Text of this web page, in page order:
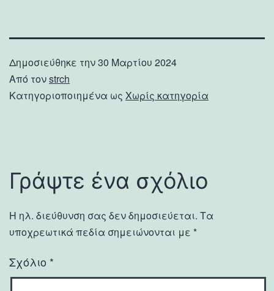
Δημοσιεύθηκε την30 Μαρτίου 2024
Από τονstrch
Κατηγοριοποιημένα ως Χωρίς κατηγορία
Γράψτε ένα σχόλιο
Η ηλ. διεύθυνση σας δεν δημοσιεύεται. Τα
υποχρεωτικά πεδία σημειώνονται με *
Σχόλιο *